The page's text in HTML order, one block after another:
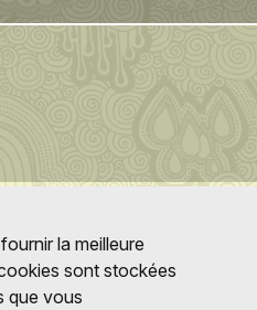
la meilleure
sont stockées
que vous